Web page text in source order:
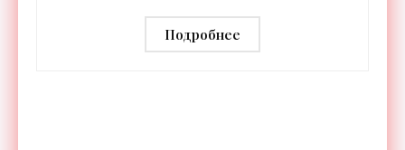
тренировки - «Гаджеты»
Подробнее